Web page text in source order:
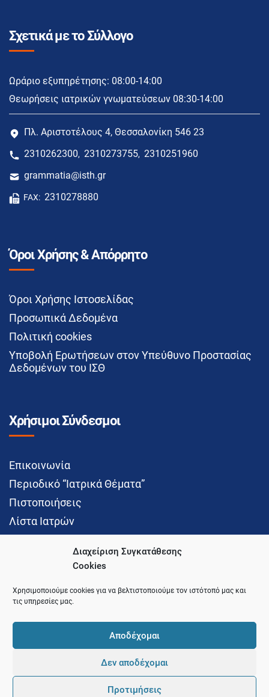
Διαχείριση Συγκατάθεσης
Cookies
Χρησιμοποιούμε cookies για να βελτιστοποιούμε τον ιστότοπό μας και
τις υπηρεσίες μας.
Αποδέχομαι
Δεν αποδέχομαι
Προτιμήσεις
Σχετικά με το Σύλλογο
Ωράριο εξυπηρέτησης: 08:00-14:00
Θεωρήσεις ιατρικών γνωματεύσεων 08:30-14:00
Πλ. Αριστοτέλους 4, Θεσσαλονίκη 546 23
2310262300, 2310273755, 2310251960
grammatia@isth.gr
FAX: 2310278880
Όροι Χρήσης & Απόρρητο
Όροι Χρήσης Ιστοσελίδας
Προσωπικά Δεδομένα
Πολιτική cookies
Υποβολή Ερωτήσεων στον Υπεύθυνο Προστασίας
Δεδομένων του ΙΣΘ
Χρήσιμοι Σύνδεσμοι
Επικοινωνία
Περιοδικό “Ιατρικά Θέματα”
Πιστοποιήσεις
Λίστα Ιατρών
Social Media
© 2021 Ιατρικός Σύλλογος Θεσσαλονίκης